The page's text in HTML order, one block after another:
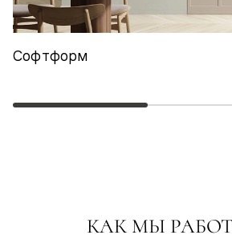
Софтформ
КАК МЫ